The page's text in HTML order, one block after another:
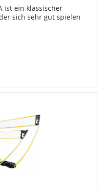
ist ein klassischer
sich sehr gut spielen